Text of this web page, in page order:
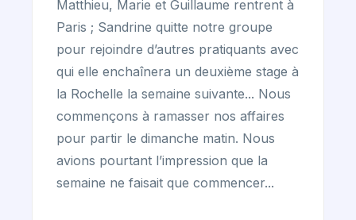
Matthieu, Marie et Guillaume rentrent à
Paris ; Sandrine quitte notre groupe
pour rejoindre d’autres pratiquants avec
qui elle enchaînera un deuxième stage à
la Rochelle la semaine suivante... Nous
commençons à ramasser nos affaires
pour partir le dimanche matin. Nous
avions pourtant l’impression que la
semaine ne faisait que commencer...